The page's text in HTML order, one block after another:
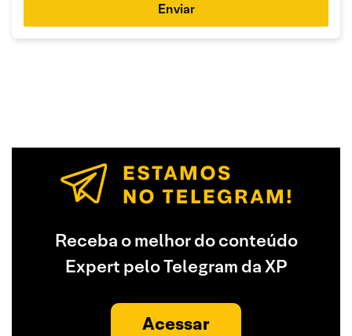
Enviar
Receba o melhor do conteúdo
Expert pelo Telegram da XP
Acessar